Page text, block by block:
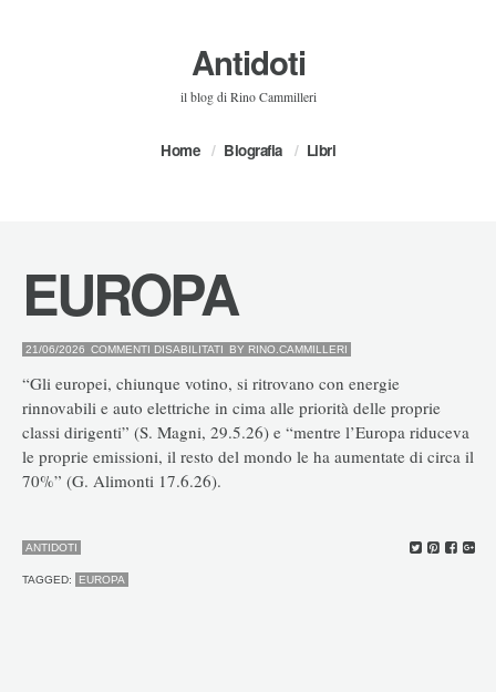
Antidoti
il blog di Rino Cammilleri
Home Biografia Libri
EUROPA
21/06/2026 COMMENTI DISABILITATI SU
BY RINO.CAMMILLERI
“Gli europei, chiunque votino, si ritrovano con energie
rinnovabili e auto elettriche in cima alle priorità delle proprie
classi dirigenti” (S. Magni, 29.5.26) e “mentre l’Europa riduceva
le proprie emissioni, il resto del mondo le ha aumentate di circa il
70%” (G. Alimonti 17.6.26).
ANTIDOTI
TAGGED: EUROPA